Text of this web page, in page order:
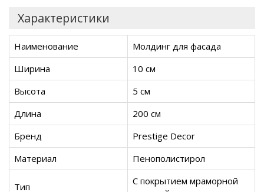
Характеристики
Наименование
Молдинг для фасада
Ширина
10 см
Высота
5 см
Длина
200 см
Бренд
Prestige Decor
Материал
Пенополистирол
Тип
С покрытием мраморной